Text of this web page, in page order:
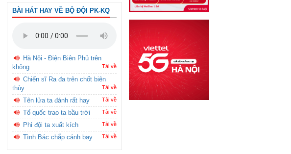
BÀI HÁT HAY VỀ BỘ ĐỘI PK-KQ
Hà Nội - Điện Biên Phủ trên
không
Tải về
Chiến sĩ Ra đa trên chốt biên
thùy
Tải về
Tên lửa ta đánh rất hay Tải về
Tổ quốc trao ta bầu trời Tải về
Phi đội ta xuất kích Tải về
Tình Bác chắp cánh bay Tải về